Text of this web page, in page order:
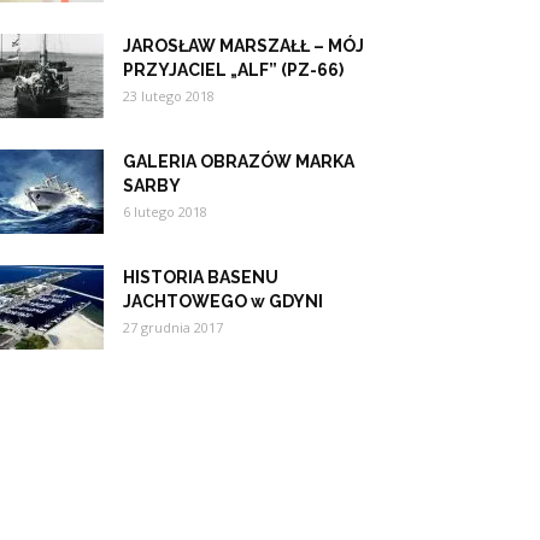
JAROSŁAW MARSZAŁŁ – MÓJ
PRZYJACIEL „ALF” (PZ-66)
23 lutego 2018
GALERIA OBRAZÓW MARKA
SARBY
6 lutego 2018
HISTORIA BASENU
JACHTOWEGO w GDYNI
27 grudnia 2017